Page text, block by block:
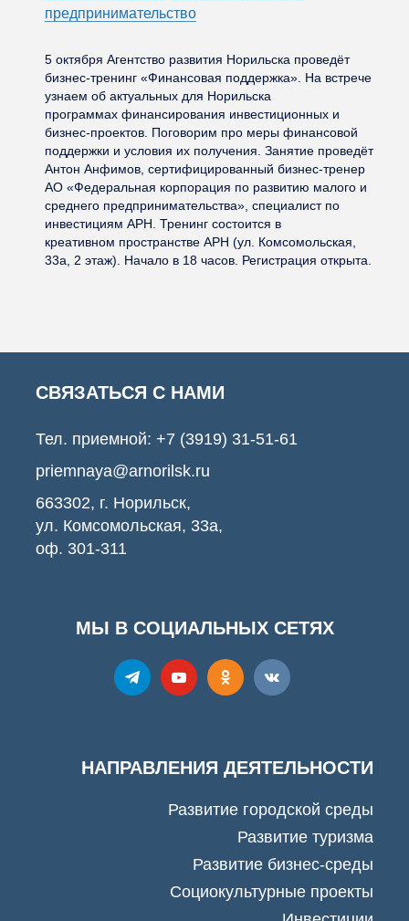
предпринимательство
5 октября Агентство развития Норильска проведёт
бизнес-тренинг «Финансовая поддержка». На встрече
узнаем об актуальных для Норильска
программах финансирования инвестиционных и
бизнес-проектов. Поговорим про меры финансовой
поддержки и условия их получения. Занятие проведёт
Антон Анфимов, сертифицированный бизнес-тренер
АО «Федеральная корпорация по развитию малого и
среднего предпринимательства», специалист по
инвестициям АРН. Тренинг состоится в
креативном пространстве АРН (ул. Комсомольская,
33а, 2 этаж). Начало в 18 часов. Регистрация открыта.
СВЯЗАТЬСЯ С НАМИ
Тел. приемной: +7 (3919) 31-51-61
priemnaya@arnorilsk.ru
663302, г. Норильск,
ул. Комсомольская, 33а,
оф. 301-311
МЫ В СОЦИАЛЬНЫХ СЕТЯХ
НАПРАВЛЕНИЯ ДЕЯТЕЛЬНОСТИ
Развитие городской среды
Развитие туризма
Развитие бизнес-среды
Социокультурные проекты